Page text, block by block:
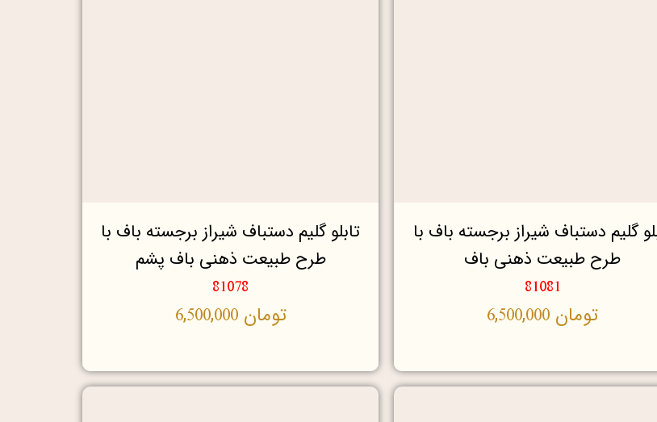
گلیم دستباف شیراز برجسته باف با
طرح طبیعت ذهنی باف
81081
تومان
تابلو گلیم دستباف شیراز برجسته باف با
طرح طبیعت ذهنی باف پشم
81078
تومان 6,500,000